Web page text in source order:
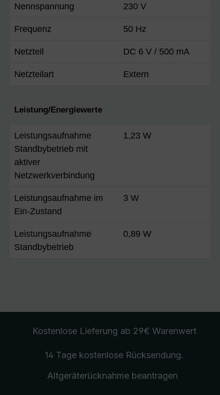
Nennspannung 230 V
Frequenz 50 Hz
Netzteil DC 6 V / 500 mA
Netzteilart Extern
Leistung/Energiewerte
Leistungsaufnahme
Standbybetrieb mit
aktiver
Netzwerkverbindung
1,23 W
Leistungsaufnahme im
Ein-Zustand
3 W
Leistungsaufnahme
Standbybetrieb
0,89 W
Kostenlose Lieferung ab 29€ Warenwert
14 Tage kostenlose Rücksendung.
Altgeräterücknahmebeantragen